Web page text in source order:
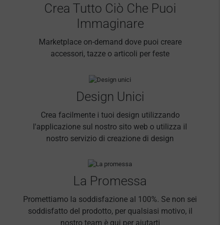
Crea Tutto Ciò Che Puoi
Immaginare
Marketplace on-demand dove puoi creare
accessori, tazze o articoli per feste
Design Unici
Crea facilmente i tuoi design utilizzando
l'applicazione sul nostro sito web o utilizza il
nostro servizio di creazione di design
La Promessa
Promettiamo la soddisfazione al 100%. Se non sei
soddisfatto del prodotto, per qualsiasi motivo, il
nostro team è qui per aiutarti